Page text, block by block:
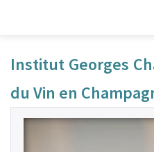
Institut Georges
du Vin en